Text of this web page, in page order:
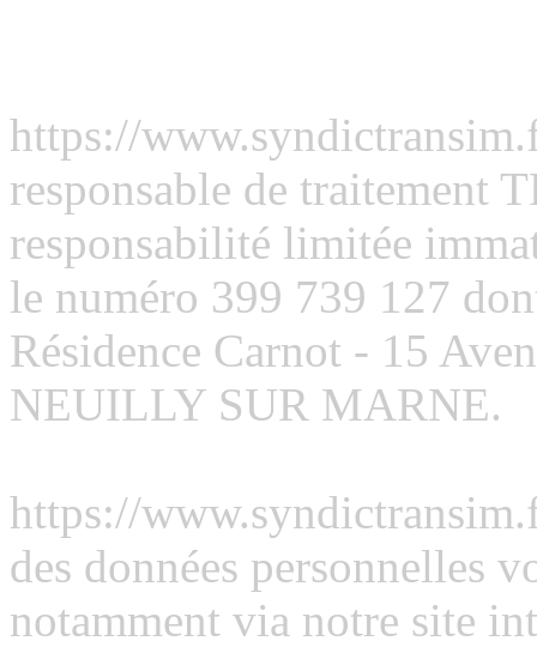
https://
responsable de traitement
responsabilité limitée
le numéro 399 739 127
Résidence Carnot - 15
NEUILLY SUR MARNE.
https://
des données personnelles
notamment via notre site